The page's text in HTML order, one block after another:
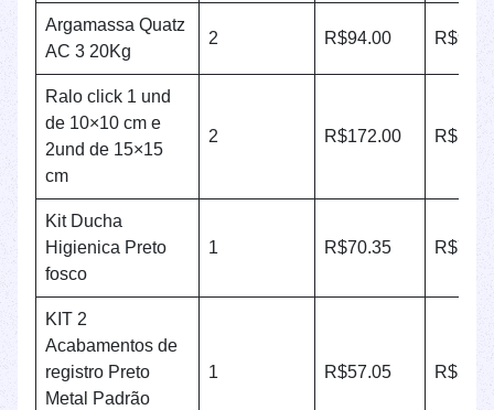
Argamassa Quatz
AC 3 20Kg
2 R$94.00
Ralo click 1 und
de 10×10 cm e
2und de 15×15
cm
2 R$172.00
Kit Ducha
Higienica Preto
fosco
1 R$70.35
KIT 2
Acabamentos de
registro Preto
Metal Padrão
1 R$57.05